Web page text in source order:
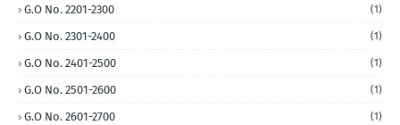
G.O No. 2201-2300 (1)
G.O No. 2301-2400 (1)
G.O No. 2401-2500 (1)
G.O No. 2501-2600 (1)
G.O No. 2601-2700 (1)